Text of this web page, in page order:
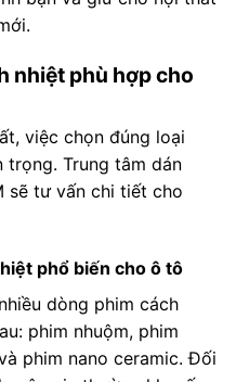
nhiệt phù hợp cho
việc chọn đúng loại
trọng. Trung tâm dán
sẽ tư vấn chi tiết cho
phổ biến cho ô tô
dòng phim cách
phim nhuộm, phim
phim nano ceramic. Đối